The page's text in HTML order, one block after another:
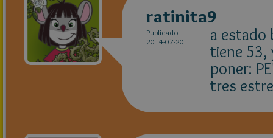
ratinita9
Publicado
2014-07-20
a estado
tiene 53,
poner:
tres